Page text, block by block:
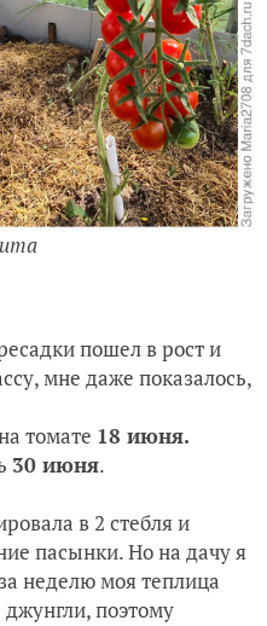
пошел в рост и
мне даже показалось,
томате 18 июня.
30 июня.
в 2 стебля и
пасынки. Но на дачу я
неделю моя теплица
поэтому